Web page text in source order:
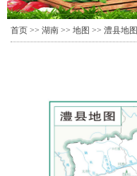
首页 >> 湖南 >> 地图 >> 澧县地图